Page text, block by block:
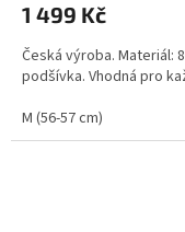
1 499 Kč
Česká výroba. Materiál:
podšívka. Vhodná pro
M (56-57 cm)